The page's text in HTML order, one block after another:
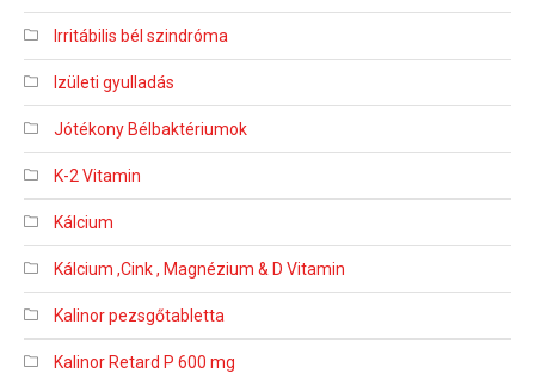
Irritábilis bél szindróma
Izületi gyulladás
Jótékony Bélbaktériumok
K-2 Vitamin
Kálcium
Kálcium ,Cink , Magnézium & D Vitamin
Kalinor pezsgőtabletta
Kalinor Retard P 600 mg